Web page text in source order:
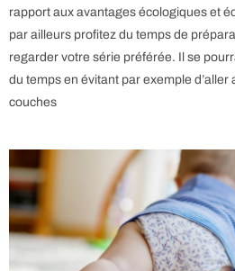
rapport aux avantages écologiques et
par ailleurs profitez du temps de
regarder votre série préférée. Il se
du temps en évitant par exemple
couches